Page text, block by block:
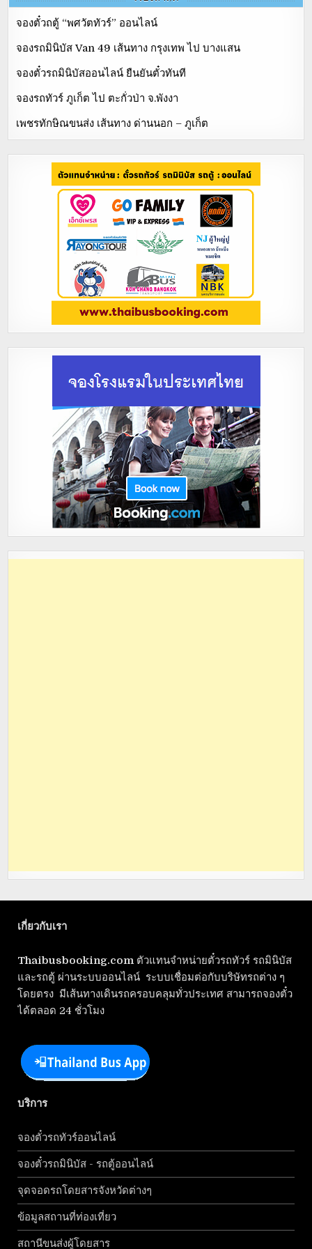
จองตั๋วถตู้ “พศวัตทัวร์” ออนไลน์
จองรถมินิบัส Van 49 เส้นทาง กรุงเทพ ไป บางแสน
จองตั๋วรถมินิบัสออนไลน์ ยืนยันตั๋วทันที
จองรถทัวร์ ภูเก็ต ไป ตะกั่วป่า จ.พังงา
เพชรทักษิณขนส่ง เส้นทาง ด่านนอก – ภูเก็ต
เกี่ยวกับเรา
Thaibusbooking.com ตัวแทนจำหน่ายตั๋วรถทัวร์ รถมินิบัส
และรถตู้ ผ่านระบบออนไลน์ ระบบเชื่อมต่อกับบริษัทรถต่าง ๆ
โดยตรง มีเส้นทางเดินรถครอบคลุมทั่วประเทศ สามารถจองตั๋ว
ได้ตลอด 24 ชั่วโมง
บริการ
จองตั๋วรถทัวร์ออนไลน์
จองตั๋วรถมินิบัส - รถตู้ออนไลน์
จุดจอดรถโดยสารจังหวัดต่างๆ
ข้อมูลสถานที่ท่องเที่ยว
สถานีขนส่งผู้โดยสาร